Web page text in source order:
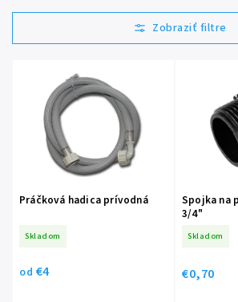
Najlacnejšie
Najdrahšie
Práčková hadica prívodná
Skladom
od €4
Spojka na
3/4"
Skladom
€0,70